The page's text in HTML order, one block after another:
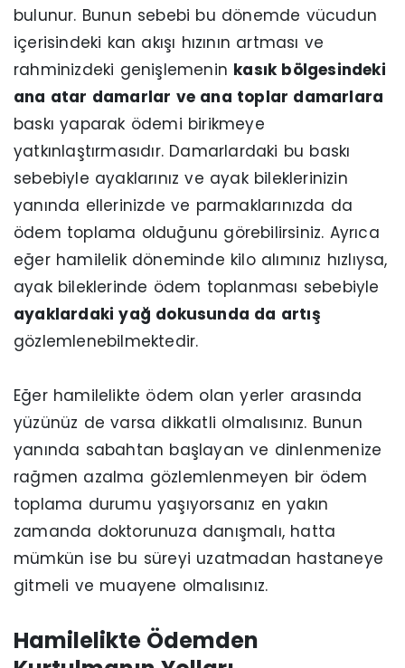
bulunur. Bunun sebebi bu dönemde vücudun
içerisindeki kan akışı hızının artması ve
rahminizdeki genişlemenin kasık bölgesindeki
ana atar damarlar ve ana toplar damarlara
baskı yaparak ödemi birikmeye
yatkınlaştırmasıdır. Damarlardaki bu baskı
sebebiyle ayaklarınız ve ayak bileklerinizin
yanında ellerinizde ve parmaklarınızda da
ödem toplama olduğunu görebilirsiniz. Ayrıca
eğer hamilelik döneminde kilo alımınız hızlıysa,
ayak bileklerinde ödem toplanması sebebiyle
ayaklardaki yağ dokusunda da artış
gözlemlenebilmektedir.
Eğer hamilelikte ödem olan yerler arasında
yüzünüz de varsa dikkatli olmalısınız. Bunun
yanında sabahtan başlayan ve dinlenmenize
rağmen azalma gözlemlenmeyen bir ödem
toplama durumu yaşıyorsanız en yakın
zamanda doktorunuza danışmalı, hatta
mümkün ise bu süreyi uzatmadan hastaneye
gitmeli ve muayene olmalısınız.
Hamilelikte Ödemden